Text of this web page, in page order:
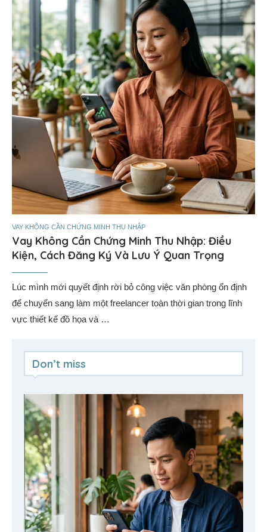
VAY KHÔNG CẦN CHỨNG MINH THU NHẬP
Vay Không Cần Chứng Minh Thu Nhập: Điều
Kiện, Cách Đăng Ký Và Lưu Ý Quan Trọng
Lúc mình mới quyết định rời bỏ công việc văn phòng ổn định
để chuyển sang làm một freelancer toàn thời gian trong lĩnh
vực thiết kế đồ họa và …
Don’t miss